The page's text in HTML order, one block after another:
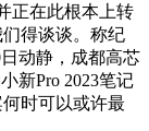
正在此根本上转
得谈谈。称纪
动静，成都高芯
新Pro 2023笔记
时可以或许最